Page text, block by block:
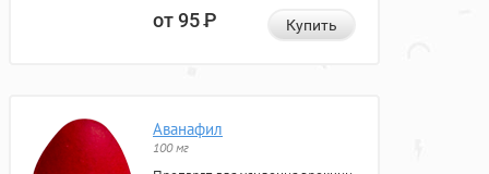
от 95Р Купить
Аванафил
100 мг